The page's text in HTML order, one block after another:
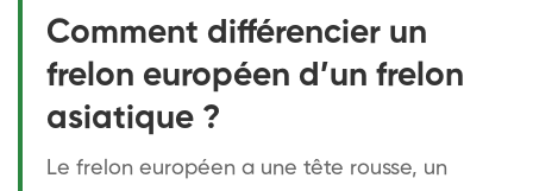
Comment différencier un
frelon européen d’un frelon
asiatique ?
Le frelon européen a une tête rousse, un